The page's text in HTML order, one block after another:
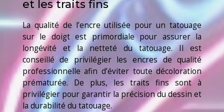
et les traits fins
La qualité de l’encre utilisée pour un tatouage
sur le doigt est primordiale pour assurer la
longévité et la netteté du tatouage. Il est
conseillé de privilégier les encres de qualité
professionnelle afin d’éviter toute décoloration
prématurée. De plus, les traits fins sont à
privilégier pour garantir la précision du dessin et
la durabilité du tatouage.